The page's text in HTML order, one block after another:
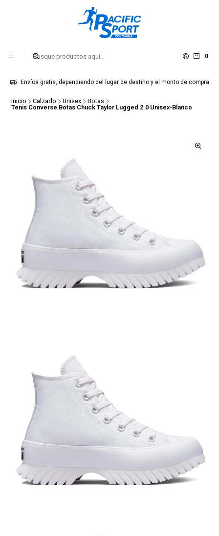
0
Envíos gratis, dependiendo del lugar de destino y el monto de compra
Inicio Calzado Unisex
Botas
Tenis Converse Botas Chuck Taylor Lugged 2.0 Unisex-Blanco